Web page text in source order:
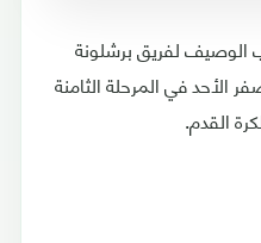
الوصيف لفريق برشلونة
على ضيفه سلتا فيغو 3-صفر الأحد في المرحلة الثامنة
القدم.